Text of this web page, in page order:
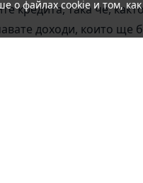
кредита, така че,
доходи, които
о файлах cookie и том,